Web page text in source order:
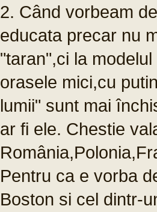
2. Când vorbeam
educata precar nu
"taran",ci la
orasele mici,cu
lumii" sunt mai
ar fi ele. Chestie
Pentru ca e vorba
Boston si cel dintr-